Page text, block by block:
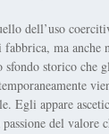
dell’uso
ma
storico che
Egli appare
del valore